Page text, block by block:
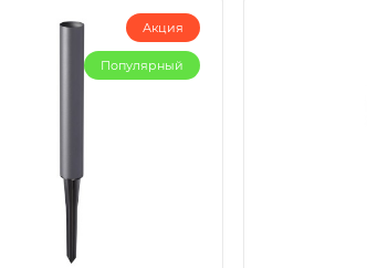
Акция
Популярный